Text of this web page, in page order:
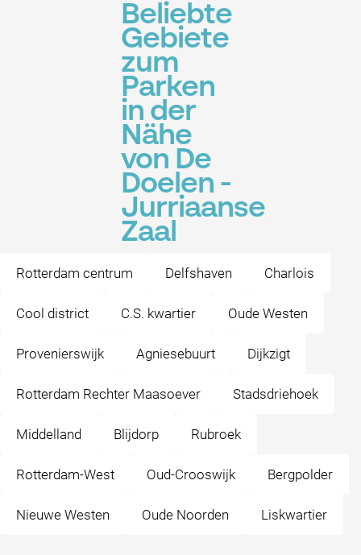
Beliebte
Gebiete
zum
Parken
in der
Nähe
von De
Doelen -
Jurriaanse
Zaal
Rotterdam centrum Delfshaven Charlois
Cool district C.S. kwartier Oude Westen
Provenierswijk Agniesebuurt Dijkzigt
Rotterdam Rechter Maasoever Stadsdriehoek
Middelland Blijdorp Rubroek
Rotterdam-West Oud-Crooswijk Bergpolder
Nieuwe Westen Oude Noorden Liskwartier